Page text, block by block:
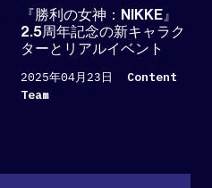
『勝利の女神：NIKKE』
2.5周年記念の新キャラク
ターとリアルイベント
2025年04月23日
Content
Team